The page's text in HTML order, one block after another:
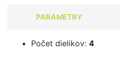
PARAMETRY
Počet dielikov: 4